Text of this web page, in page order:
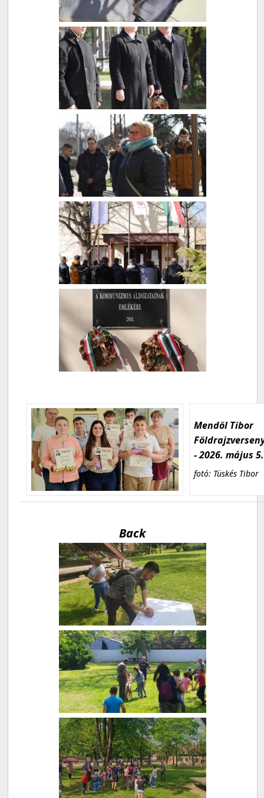
Mendöl Tibor
- 2026. május 5.
fotó: Tüskés Tibor
Back